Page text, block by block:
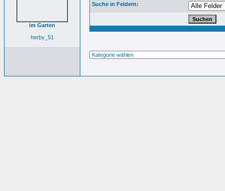
im Garten
herby_51
Suche in Feldern: